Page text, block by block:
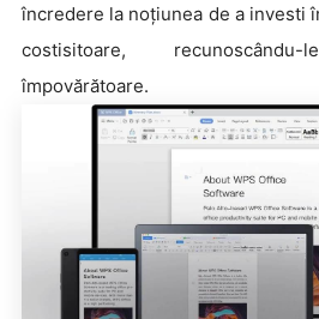
încredere la noțiunea de a investi
costisitoare,
împovărătoare.